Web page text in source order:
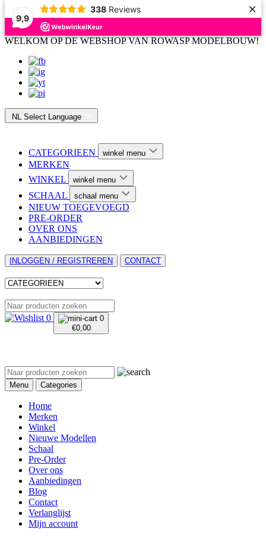
9,9
338 Reviews ×
WELKOM OP DE WEBSHOP VAN ROWASP MODELBOUW!
NL Select Language
CATEGORIEEN winkel menu
MERKEN
WINKEL
winkel menu
SCHAAL schaal menu
NIEUW TOEGEVOEGD
PRE-ORDER
OVER ONS
AANBIEDINGEN
INLOGGEN / REGISTREREN CONTACT
0
0
€0,00
Menu Categories
Home
Merken
Winkel
Nieuwe Modellen
Schaal
Pre-Order
Over ons
Aanbiedingen
Blog
Contact
Verlanglijst
Mijn account